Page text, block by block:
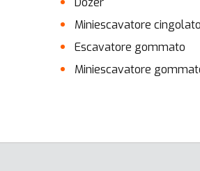
Miniescavatore cingolato
Escavatore gommato
Miniescavatore